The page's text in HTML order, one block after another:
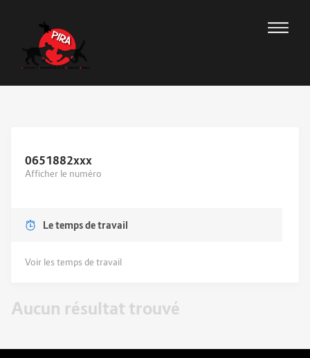
0651882xxx
Afficher le numéro
Le temps de travail
Voir les temps de travail
Aucun résultat trouvé